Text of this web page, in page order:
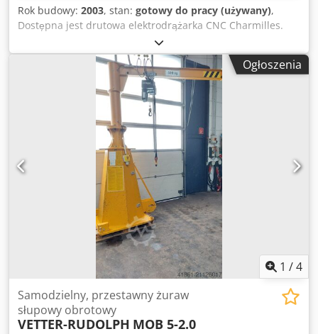
Sterowanie LNS zaprogramowane na SIEMENS STEP 7 PLC
Elastyczny pulpit sterowniczy z dużym ekranem Intuicyjna
obsługa za pomocą symboli graficznych, ułatwiająca
ustawienia i eksploatację Dedsynbd Ejpfx Appekr Pokrywa
urządzenia z dwoma oknami z plexi
Rok budowy: 2003, stan: gotowy do pracy (używany),
Dostępna jest drutowa elektrodrążarka CNC Charmilles.
Przejazdy X/Y/Z: 340mm/220mm/220mm, przejazdy U/V:
350mm/220mm, maks. kąt stożka: +/-30°, maks. wysokość
stożka: 220mm, maks. wymiary obrabianego detalu X/Y/Z:
1100mm/550mm/220mm, maks. waga detalu: 750kg,
wymiary stołu X/Y: 680mm/450mm. Wymiary maszyny
X/Y/Z: 2050mm/2050mm/2000mm, waga: ok. 3250kg, liczba
godzin pracy: 97916h. Dokumentacja dostępna. Możliwa
wizytacja na miejscu. Dksdpfxjy R Dtce Appjr
Ogłoszenia
1 /4
Samodzielny, przestawny żuraw
słupowy obrotowy
VETTER-RUDOLPH MOB 5-2.0